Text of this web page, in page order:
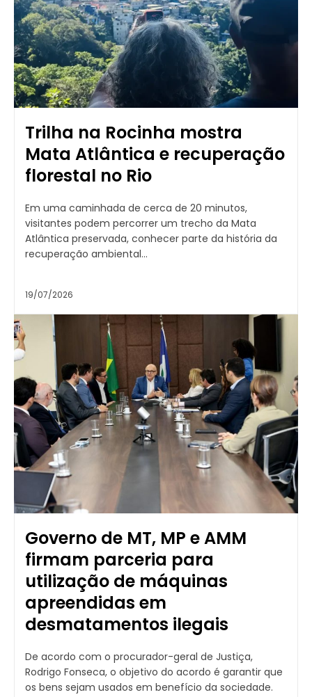
Trilha na Rocinha mostra
Mata Atlântica e recuperação
florestal no Rio
Em uma caminhada de cerca de 20 minutos,
visitantes podem percorrer um trecho da Mata
Atlântica preservada, conhecer parte da história da
recuperação ambiental...
19/07/2026
Governo de MT, MP e AMM
firmam parceria para
utilização de máquinas
apreendidas em
desmatamentos ilegais
De acordo com o procurador-geral de Justiça,
Rodrigo Fonseca, o objetivo do acordo é garantir que
os bens sejam usados em benefício da sociedade.